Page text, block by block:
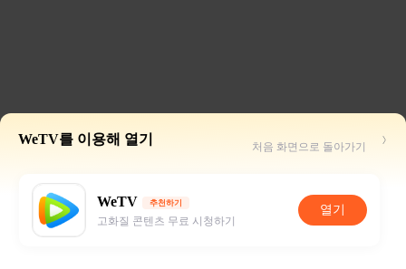
WeTV를 이용해 열기 처음 화면으로 돌아가기
WeTV 추천하기
고화질 콘텐츠 무료 시청하기
열기